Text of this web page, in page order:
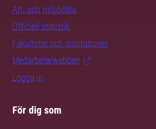
Art- och miljödata
Officiell statistik
Fakulteter och institutioner
Medarbetarwebben
Logga in
För dig som